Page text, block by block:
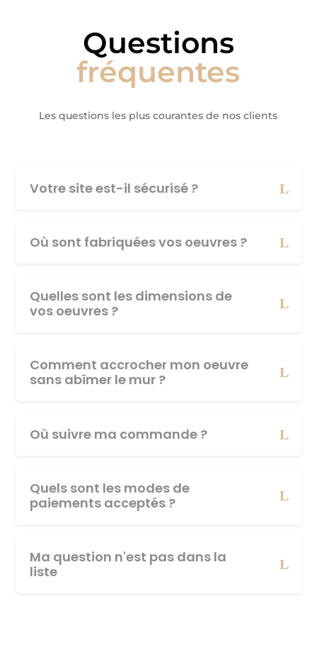
Questions
fréquentes
Les questions les plus courantes de nos clients
Votre site est-il sécurisé ?
Où sont fabriquées vos oeuvres ?
Quelles sont les dimensions de
vos oeuvres ?
Comment accrocher mon oeuvre
sans abîmer le mur ?
Où suivre ma commande ?
Quels sont les modes de
paiements acceptés ?
Ma question n'est pas dans la
liste